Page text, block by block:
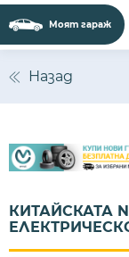
Моят гараж
Назад
КИТАЙСКАТА